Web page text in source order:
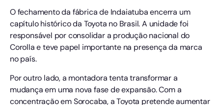
O fechamento da fábrica de Indaiatuba encerra um
capítulo histórico da Toyota no Brasil. A unidade foi
responsável por consolidar a produção nacional do
Corolla e teve papel importante na presença da marca
no país.
Por outro lado, a montadora tenta transformar a
mudança em uma nova fase de expansão. Com a
concentração em Sorocaba, a Toyota pretende aumentar